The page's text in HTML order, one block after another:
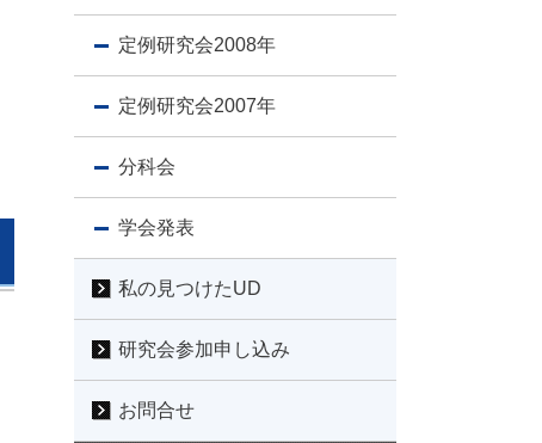
定例研究会2008年
定例研究会2007年
分科会
学会発表
私の見つけたUD
研究会参加申し込み
お問合せ